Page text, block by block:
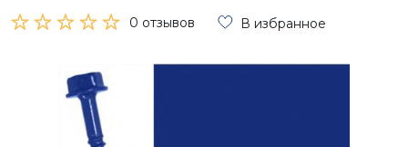
0 отзывов В избранное